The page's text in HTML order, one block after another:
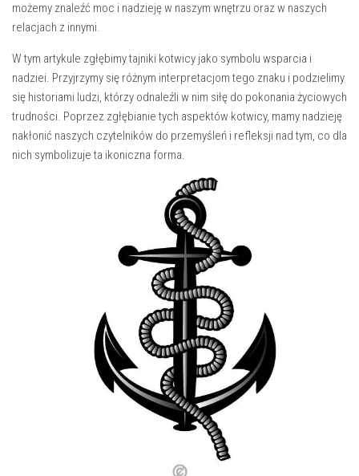
możemy znaleźć moc i ​nadzieję w naszym wnętrzu oraz w​ naszych
relacjach‍ z innymi.
W tym artykule zgłębimy tajniki kotwicy⁤ jako ‍symbolu wsparcia i
nadziei. ⁣Przyjrzymy się różnym⁤ interpretacjom ‍tego znaku i podzielimy
się historiami⁣ ludzi, którzy odnaleźli w​ nim siłę⁣ do pokonania życiowych
trudności. Poprzez zgłębianie​ tych aspektów​ kotwicy, mamy nadzieję
nakłonić naszych czytelników do ⁤przemyśleń i refleksji nad ​tym, co‍ dla
nich symbolizuje ta ikoniczna‍ forma.